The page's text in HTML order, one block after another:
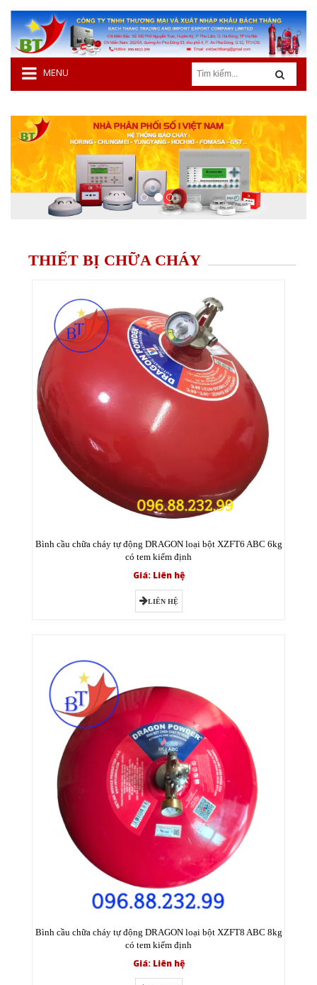
MENU
THIẾT BỊ CHỮA CHÁY
Bình cầu chữa cháy tự động DRAGON loại bột XZFT6 ABC 6kg
có tem kiểm định
Giá: Liên hệ
LIÊN HỆ
Bình cầu chữa cháy tự động DRAGON loại bột XZFT8 ABC 8kg
có tem kiểm định
Giá: Liên hệ